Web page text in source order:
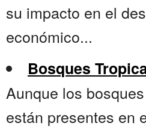
su impacto en el
económico...
Bosques
Aunque los
están presentes en